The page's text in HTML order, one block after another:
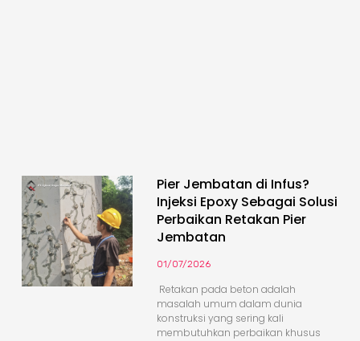
Pier Jembatan di Infus?
Injeksi Epoxy Sebagai Solusi
Perbaikan Retakan Pier
Jembatan
01/07/2026
Retakan pada beton adalah
masalah umum dalam dunia
konstruksi yang sering kali
membutuhkan perbaikan khusus